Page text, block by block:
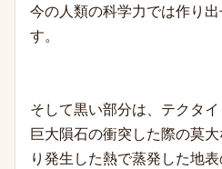
今の人類の科学力では作り
す。
そして黒い部分は、テクタイ
巨大隕石の衝突した際の莫
り発生した熱で蒸発した地